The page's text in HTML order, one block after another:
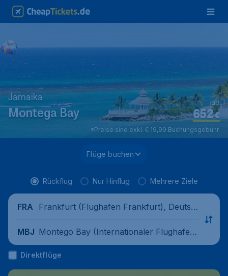
Jamaika
Montega Bay €
652
ab
*Preise sind exkl. € 19,99 Buchungsgebühr.
Flüge buchen
Rückflug Nur Hinflug Mehrere Ziele
FRA
Frankfurt (Flughafen Frankfurt), Deutsc
MBJ Montego Bay (Internationaler Flughafen
Sangster), Jamaika
Direktflüge